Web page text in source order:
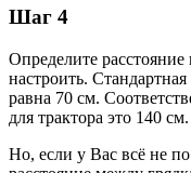
Шаг 4
Определите
настроить.
равна 70 см.
для трактора это 140 см.
Но, если у Вас всё не